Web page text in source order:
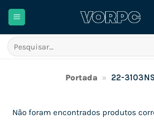
Pesquisar
por:
Portada » 22-3103NS
Não foram encontrados produtos